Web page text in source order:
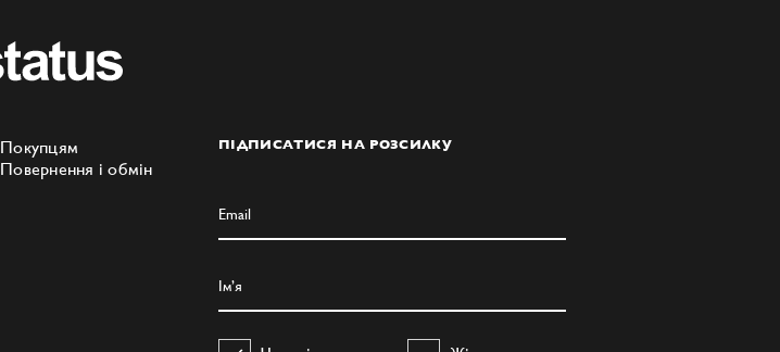
ПІДПИСАТИСЯ НА РОЗСИЛКУ
Покупцям
Повернення і обмін